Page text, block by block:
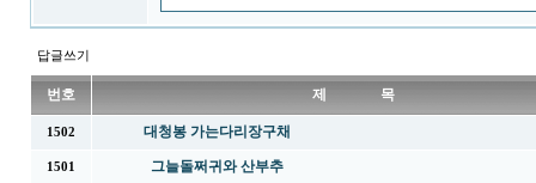
답글쓰기
번호 제 목
1502 대청봉 가는다리장구채
1501 그늘돌쩌귀와 산부추